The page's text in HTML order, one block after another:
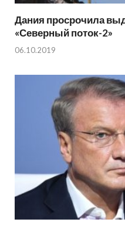
Дания просрочила
«Северный поток-2»
06.10.2019